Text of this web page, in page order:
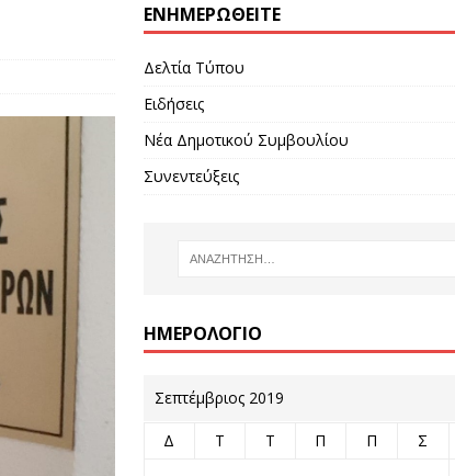
ΕΝΗΜΕΡΩΘΕΊΤΕ
Δελτία Τύπου
Ειδήσεις
Νέα Δημοτικού Συμβουλίου
Συνεντεύξεις
ΗΜΕΡΟΛΌΓΙΟ
Σεπτέμβριος 2019
Δ Τ Τ Π Π Σ